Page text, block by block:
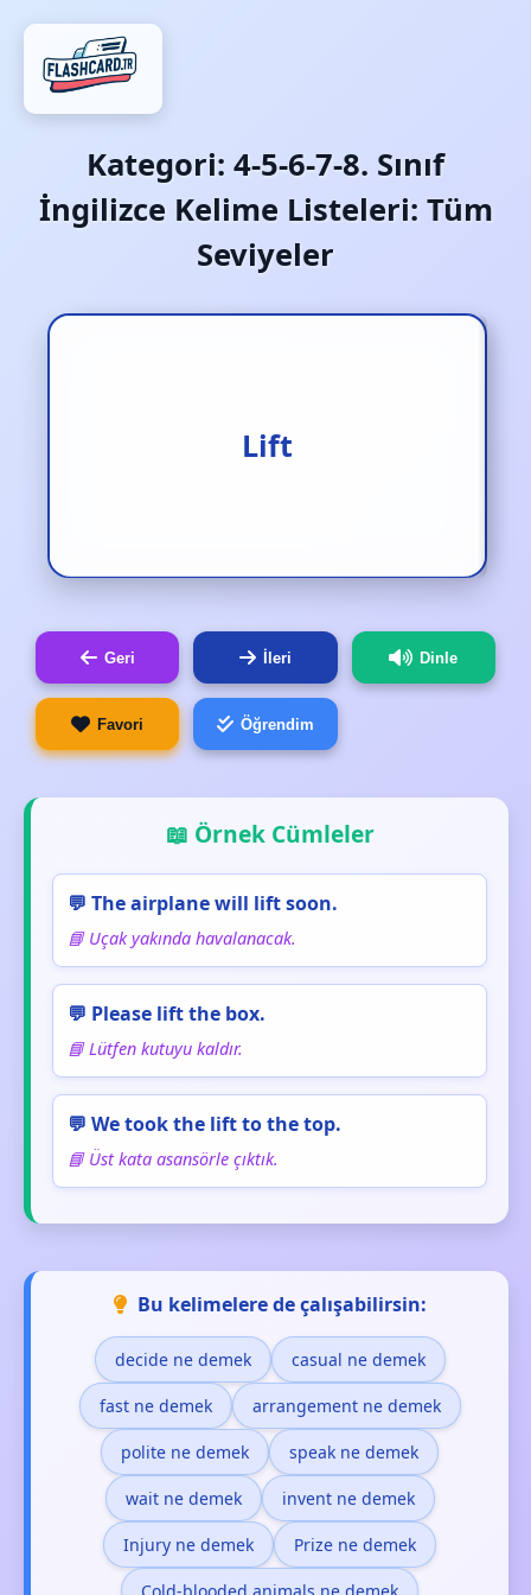
Kategori: 4-5-6-7-8. Sınıf
İngilizce Kelime Listeleri: Tüm
Seviyeler
Lift
Kaldırmak/ yükseltmek
Geri İleri Dinle
Favori Öğrendim
📖 Örnek Cümleler
💬 The airplane will lift soon.
📘 Uçak yakında havalanacak.
💬 Please lift the box.
📘 Lütfen kutuyu kaldır.
💬 We took the lift to the top.
📘 Üst kata asansörle çıktık.
Bu kelimelere de çalışabilirsin:
decide ne demek casual ne demek
fast ne demek arrangement ne demek
polite ne demek speak ne demek
wait ne demek invent ne demek
Injury ne demek Prize ne demek